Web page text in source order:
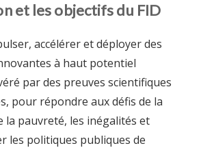
et les objectifs du FID
accélérer et déployer des
à haut potentiel
par des preuves scientifiques
pour répondre aux défis de la
la pauvreté, les inégalités et
les politiques publiques de